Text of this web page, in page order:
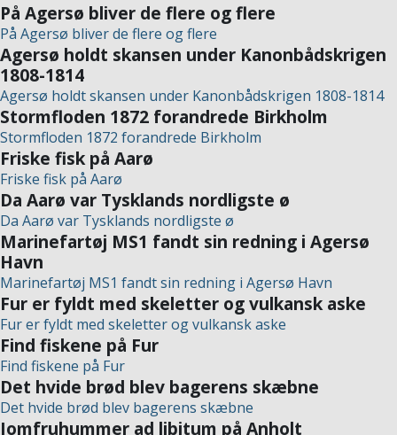
På Agersø bliver de flere og flere
På Agersø bliver de flere og flere
Agersø holdt skansen under Kanonbådskrigen
1808-1814
Agersø holdt skansen under Kanonbådskrigen 1808-1814
Stormfloden 1872 forandrede Birkholm
Stormfloden 1872 forandrede Birkholm
Friske fisk på Aarø
Friske fisk på Aarø
Da Aarø var Tysklands nordligste ø
Da Aarø var Tysklands nordligste ø
Marinefartøj MS1 fandt sin redning i Agersø
Havn
Marinefartøj MS1 fandt sin redning i Agersø Havn
Fur er fyldt med skeletter og vulkansk aske
Fur er fyldt med skeletter og vulkansk aske
Find fiskene på Fur
Find fiskene på Fur
Det hvide brød blev bagerens skæbne
Det hvide brød blev bagerens skæbne
Jomfruhummer ad libitum på Anholt